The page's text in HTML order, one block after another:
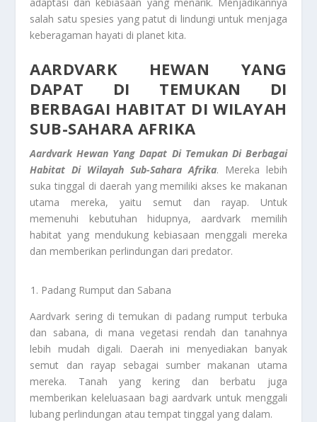
salah satu spesies yang patut di lindungi untuk menjaga
keberagaman hayati di planet kita.
AARDVARK HEWAN YANG
DAPAT DI TEMUKAN DI
BERBAGAI HABITAT DI WILAYAH
SUB-SAHARA AFRIKA
Aardvark Hewan Yang Dapat DiTemukan Di Berbagai
Habitat Di Wilayah Sub-Sahara Afrika. Mereka lebih
suka tinggal di daerah yang memiliki akses ke makanan
utama mereka, yaitu semut dan rayap. Untuk
memenuhi kebutuhan hidupnya, aardvark memilih
habitat yang mendukung kebiasaan menggali mereka
dan memberikan perlindungan dari predator.
Padang Rumput dan Sabana
Aardvark sering di temukan di padang rumput terbuka
dan sabana, di mana vegetasi rendah dan tanahnya
lebih mudah digali. Daerah ini menyediakan banyak
semut dan rayap sebagai sumber makanan utama
mereka. Tanah yang kering dan berbatu juga
memberikan keleluasaan bagi aardvark untuk menggali
lubang perlindungan atau tempat tinggal yang dalam.